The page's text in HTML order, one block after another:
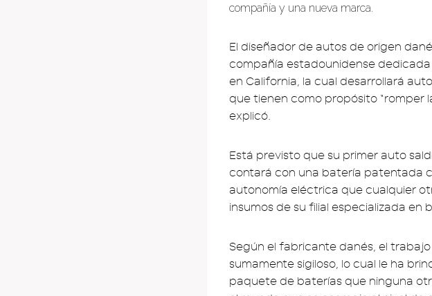
compañía y una nueva marca.
El diseñador de autos de origen
compañía estadounidense
en California, la cual desarrollará
que tienen como propósito “romper
explicó.
Está previsto que su primer auto
contará con una batería patentada
autonomía eléctrica que cualquier
insumos de su filial especializada en
Según el fabricante danés, el
sumamente sigiloso, lo cual le ha
paquete de baterías que ninguna